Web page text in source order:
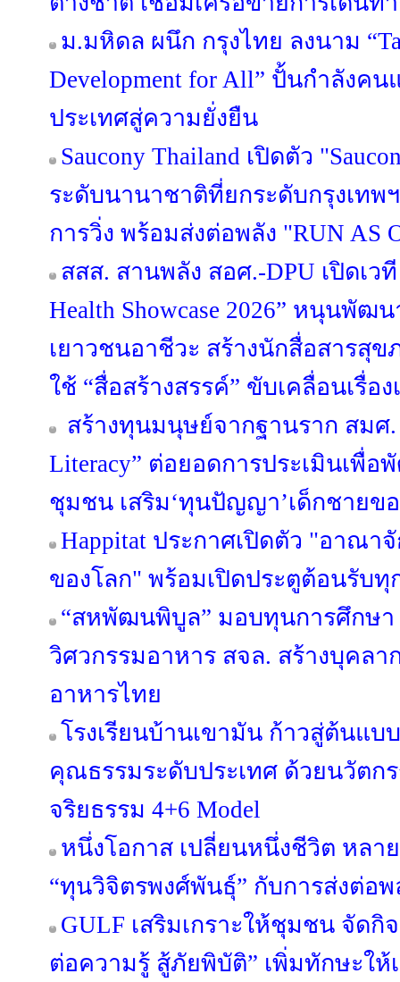
ม.มหิดล ผนึก กรุงไทย ลงนาม
Development for All” ปั้นกำลังค
ประเทศสู่ความยั่งยืน
Saucony Thailand เปิดตัว
ระดับนานาชาติที่ยกระดับกรุงเทพ
การวิ่ง พร้อมส่งต่อพลัง "RUN AS
สสส. สานพลัง สอศ.-DPU เปิดเวที
Health Showcase 2026” หนุนพั
เยาวชนอาชีวะ สร้างนักสื่อสารสุ
ใช้ “สื่อสร้างสรรค์” ขับเคลื่อนเรื่อ
สร้างทุนมนุษย์จากฐานราก สมศ.
Literacy” ต่อยอดการประเมินเพื่
ชุมชน เสริม‘ทุนปัญญา’เด็กชายข
Happitat ประกาศเปิดตัว "อาณ
ของโลก" พร้อมเปิดประตูต้อนรับ
“สหพัฒนพิบูล” มอบทุนการศึกษ
วิศวกรรมอาหาร สจล. สร้างบุคล
อาหารไทย
โรงเรียนบ้านเขามัน ก้าวสู่ต้นแบบ
คุณธรรมระดับประเทศ ด้วยนวัต
จริยธรรม 4+6 Model
หนึ่งโอกาส เปลี่ยนหนึ่งชีวิต หลา
“ทุนวิจิตรพงศ์พันธุ์” กับการส่งต่อ
GULF เสริมเกราะให้ชุมชน จัดกิ
ต่อความรู้ สู้ภัยพิบัติ” เพิ่มทักษะให้